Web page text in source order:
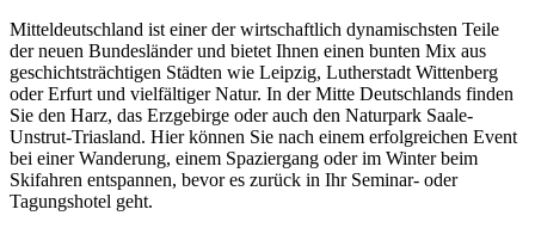
Mitteldeutschland ist einer der wirtschaftlich dynamischsten Teile
der neuen Bundesländer und bietet Ihnen einen bunten Mix aus
geschichtsträchtigen Städten wie Leipzig, Lutherstadt Wittenberg
oder Erfurt und vielfältiger Natur. In der Mitte Deutschlands finden
Sie den Harz, das Erzgebirge oder auch den Naturpark Saale-
Unstrut-Triasland. Hier können Sie nach einem erfolgreichen Event
bei einer Wanderung, einem Spaziergang oder im Winter beim
Skifahren entspannen, bevor es zurück in Ihr Seminar- oder
Tagungshotel geht.